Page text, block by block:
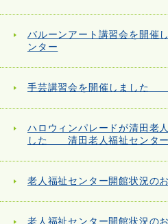
バルーンアート講習会を開
ンター
手芸講習会を開催しました
ハロウィンパレードが清田老
した 清田老人福祉センター
老人福祉センター開館状況の
老人福祉センター開館状況の